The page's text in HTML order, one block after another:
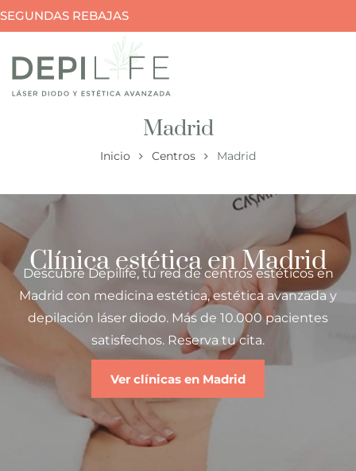
SEGUNDAS REBAJAS
Madrid
Inicio Centros Madrid
Clínica estética en Madrid
Descubre Depilife, tu red de centros estéticos en
Madrid con medicina estética, estética avanzada y
depilación láser diodo. Más de 10.000 pacientes
satisfechos. Reserva tu cita.
Ver clínicas en Madrid